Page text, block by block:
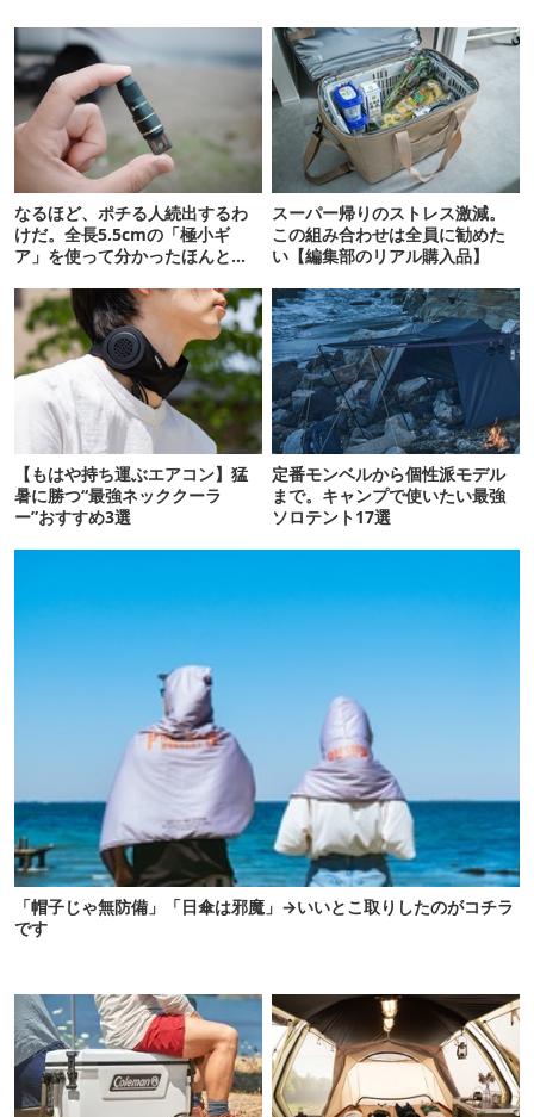
なるほど、ポチる人続出するわ
けだ。全長5.5cmの「極小ギ
ア」を使って分かったほんとの
スーパー帰りのストレス激減。
この組み合わせは全員に勧めた
い【編集部のリアル購入品】
【もはや持ち運ぶエアコン】猛
暑に勝つ“最強ネッククーラ
ー”おすすめ3選
定番モンベルから個性派モデル
まで。キャンプで使いたい最強
ソロテント17選
「帽子じゃ無防備」「日傘は邪魔」→いいとこ取りしたのがコチラ
です